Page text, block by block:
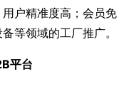
户精准度高；会员免
等领域的工厂推广。
平台